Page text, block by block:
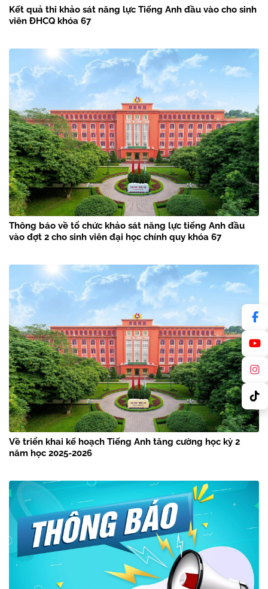
Kết quả thi khảo sát năng lực Tiếng Anh đầu vào cho sinh
viên ĐHCQ khóa 67
Thông báo về tổ chức khảo sát năng lực tiếng Anh đầu
vào đợt 2 cho sinh viên đại học chính quy khóa 67
Về triển khai kế hoạch Tiếng Anh tăng cường học kỳ 2
năm học 2025-2026